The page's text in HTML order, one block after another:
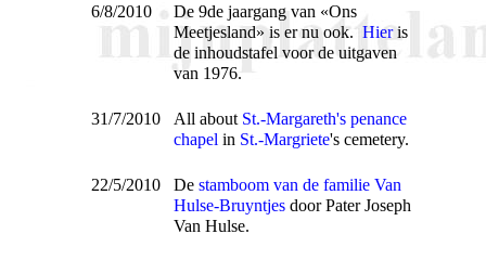
6/8/2010
De 9de jaargang van «Ons
Meetjesland» is er nu ook. Hieris
de inhoudstafel voor de uitgaven
van 1976.
31/7/2010 All about St.-Margareth's penance
chapel in St.-Margriete's cemetery.
22/5/2010 De stamboom van de familie Van
Hulse-Bruyntjesdoor Pater Joseph
Van Hulse.